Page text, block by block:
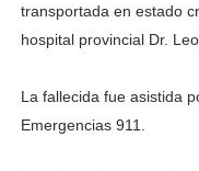
transportada en estado
hospital provincial Dr.
La fallecida fue asistida
Emergencias 911.